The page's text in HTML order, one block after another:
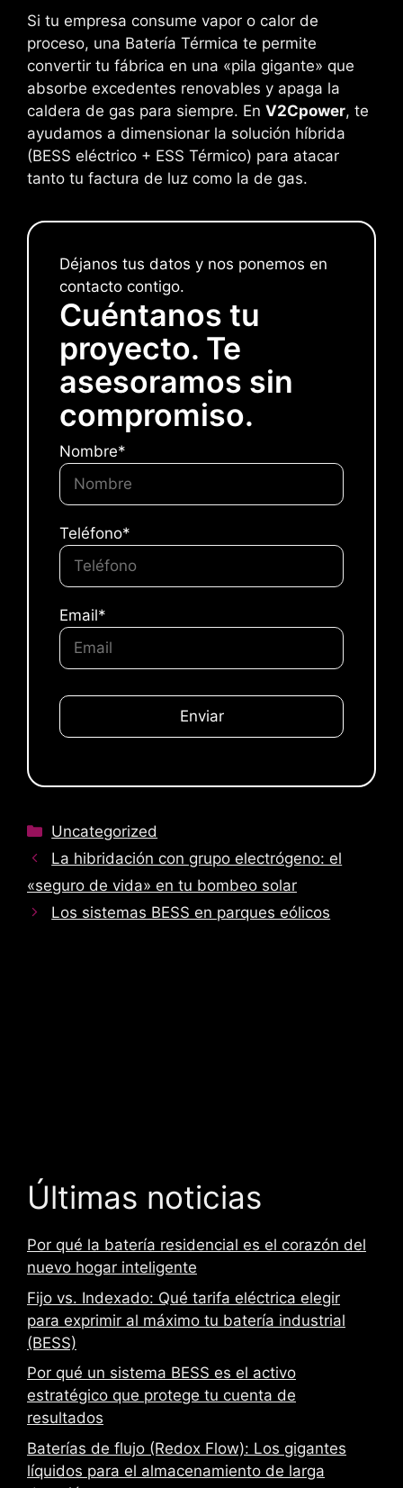
Si tu empresa consume vapor o calor de
proceso, una Batería Térmica te permite
convertir tu fábrica en una «pila gigante» que
absorbe excedentes renovables y apaga la
caldera de gas para siempre. En V2Cpower, te
ayudamos a dimensionar la solución híbrida
(BESS eléctrico + ESS Térmico) para atacar
tanto tu factura de luz como la de gas.
Déjanos tus datos y nos ponemos en
contacto contigo.
Cuéntanos tu
proyecto. Te
asesoramos sin
compromiso.
Nombre*
Teléfono*
Email*
r
o
,
d
e
v
a
í
o
.
Categorías
Uncategorized
La hibridación con grupo electrógeno: el
«seguro de vida» en tu bombeo solar
Los sistemas BESS en parques eólicos
Últimas noticias
Por qué la batería residencial es el corazón del
nuevo hogar inteligente
Fijo vs. Indexado: Qué tarifa eléctrica elegir
para exprimir al máximo tu batería industrial
(BESS)
Por qué un sistema BESS es el activo
estratégico que protege tu cuenta de
resultados
Baterías de flujo (Redox Flow): Los gigantes
líquidos para el almacenamiento de larga